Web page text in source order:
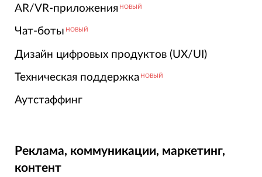
AR/VR-приложения НОВЫЙ
Чат-боты НОВЫЙ
Дизайн цифровых продуктов (UX/UI)
Техническая поддержка НОВЫЙ
Аутстаффинг
Реклама, коммуникации, маркетинг,
контент